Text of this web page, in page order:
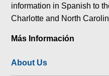
information in Spanish to
Charlotte and North
Más Información
About Us